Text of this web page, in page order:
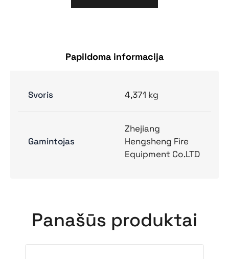
Papildoma informacija
Svoris 4,371 kg
Gamintojas
Zhejiang
Hengsheng Fire
Equipment Co.LTD
Panašūs produktai